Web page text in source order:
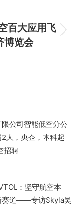
百大应用飞
博览会
公司智能低空分公
人，央企，本科起
招聘
：坚守航空本
赛道——专访Skyla吴